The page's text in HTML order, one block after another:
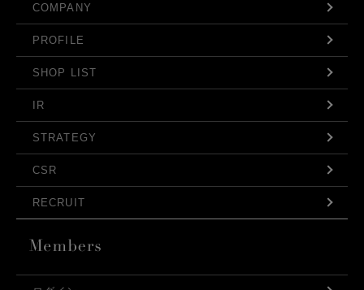
COMPANY
PROFILE
SHOP LIST
IR
STRATEGY
CSR
RECRUIT